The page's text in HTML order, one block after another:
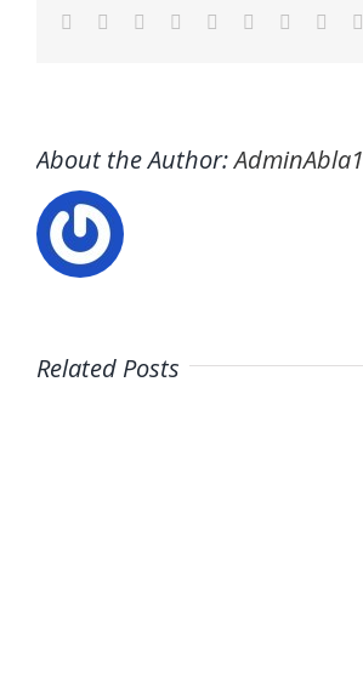
Facebook
TwitterLinkedIn
Reddit WhatsApp
TumblrPinterest
About the Author:AdminAbla1
Related Posts